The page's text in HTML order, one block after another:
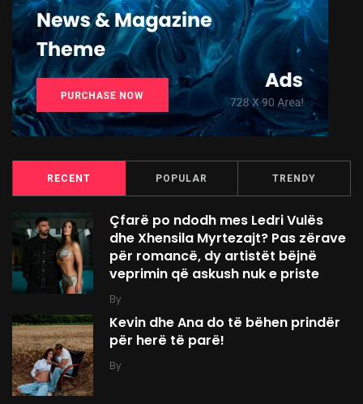
RECENT POPULAR TRENDY
Çfarë po ndodh mes Ledri Vulës
dhe Xhensila Myrtezajt? Pas zërave
për romancë, dy artistët bëjnë
veprimin që askush nuk e priste
By
Kevin dhe Ana do të bëhen prindër
për herë të parë!
By